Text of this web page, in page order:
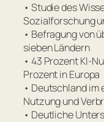
• Studie des
Sozialforschung
• Befragung von
sieben Ländern
• 43 Prozent KI-
Prozent in Europa
• Deutschland
Nutzung und
• Deutliche